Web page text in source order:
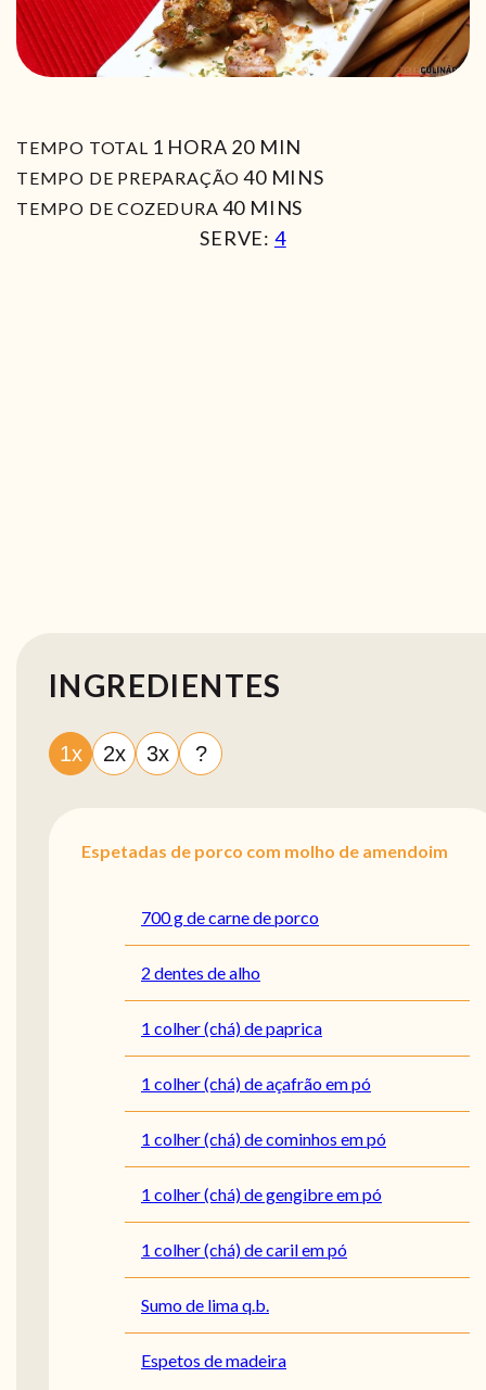
TEMPO TOTAL 1 HORA
HORA 20MIN
MIN
TEMPO DE PREPARAÇÃO 40MIN
MINS
TEMPO DE COZEDURA 40MIN
MINS
SERVE: 4
INGREDIENTES
1x 2x 3x ?
Espetadas de porco com molho de amendoim
700 g de carne de porco
2 dentes de alho
1 colher (chá) de paprica
1 colher (chá) de açafrão em pó
1 colher (chá) de cominhos em pó
1 colher (chá) de gengibre em pó
1 colher (chá) de caril em pó
Sumo de lima q.b.
Espetos de madeira